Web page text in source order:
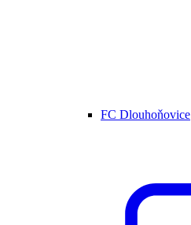
FC Dlouhoňovice